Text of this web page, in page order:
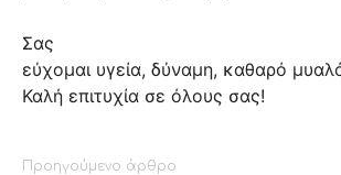
Σας
εύχομαι υγεία, δύναμη, καθαρό
Καλή επιτυχία σε όλους σας!
Προηγούμενο άρθρο